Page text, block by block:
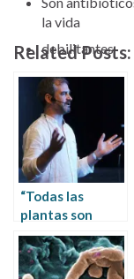
la vida
debilitantes
Related Posts:
“Todas las
plantas son
sagradas”
Entrevista a
Enrique Sanz